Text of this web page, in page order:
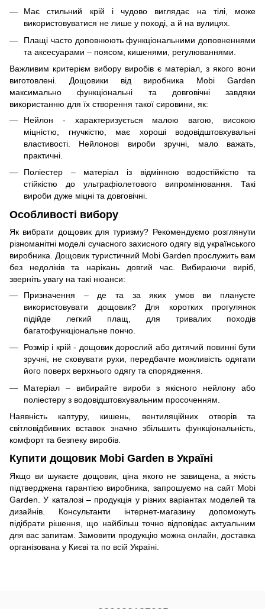
Має стильний крій і чудово виглядає на тілі, може
використовуватися не лише у поході, а й на вулицях.
Плащі часто доповнюють функціональними доповненнями
та аксесуарами – поясом, кишенями, регулюваннями.
Важливим критерієм вибору виробів є матеріал, з якого вони
виготовлені. Дощовики від виробника Mobi Garden
максимально функціональні та довговічні завдяки
використанню для їх створення такої сировини, як:
Нейлон - характеризується малою вагою, високою
міцністю, гнучкістю, має хороші водовідштовхувальні
властивості. Нейлонові вироби зручні, мало важать,
практичні.
Поліестер – матеріал із відмінною водостійкістю та
стійкістю до ультрафіолетового випромінювання. Такі
вироби дуже міцні та довговічні.
Особливості вибору
Як вибрати дощовик для туризму? Рекомендуємо розглянути
різноманітні моделі сучасного захисного одягу від українського
виробника. Дощовик туристичний Mobi Garden прослужить вам
без недоліків та нарікань довгий час. Вибираючи виріб,
зверніть увагу на такі нюанси:
Призначення – де та за яких умов ви плануєте
використовувати дощовик? Для коротких прогулянок
підійде легкий плащ, для тривалих походів
багатофункціональне пончо.
Розмір і крій - дощовик дорослий або дитячий повинні бути
зручні, не сковувати рухи, передбачте можливість одягати
його поверх верхнього одягу та спорядження.
Матеріал – вибирайте вироби з якісного нейлону або
поліестеру з водовідштовхувальним просоченням.
Наявність каптуру, кишень, вентиляційних отворів та
світловідбивних вставок значно збільшить функціональність,
комфорт та безпеку виробів.
Купити дощовик Mobi Garden в Україні
Якщо ви шукаєте дощовик, ціна якого не завищена, а якість
підтверджена гарантією виробника, запрошуємо на сайт Mobi
Garden. У каталозі – продукція у різних варіантах моделей та
дизайнів. Консультанти інтернет-магазину допоможуть
підібрати рішення, що найбільш точно відповідає актуальним
для вас запитам. Замовити продукцію можна онлайн, доставка
організована у Києві та по всій Україні.